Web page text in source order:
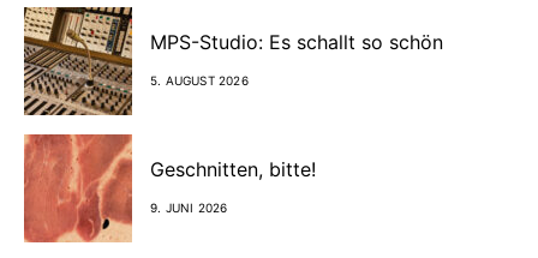
MPS-Studio: Es schallt so schön
5. AUGUST 2026
Geschnitten, bitte!
9. JUNI 2026